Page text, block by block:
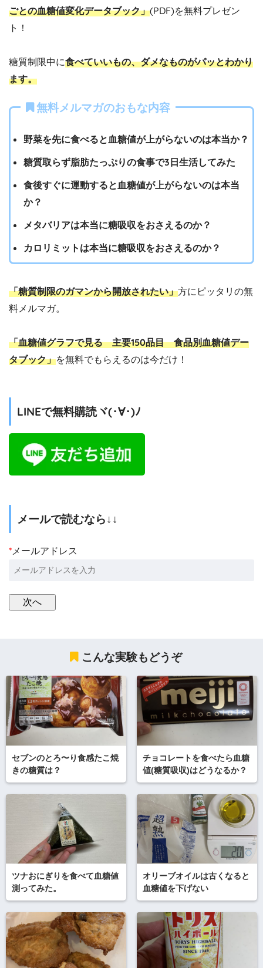
ごとの血糖値変化データブック」(PDF)を無料プレゼン
ト！
糖質制限中に食べていいもの、ダメなものがパッとわかり
ます。
無料メルマガのおもな内容
野菜を先に食べると血糖値が上がらないのは本当か？
糖質取らず脂肪たっぷりの食事で3日生活してみた
食後すぐに運動すると血糖値が上がらないのは本当
か？
メタバリアは本当に糖吸収をおさえるのか？
カロリミットは本当に糖吸収をおさえるのか？
「糖質制限のガマンから開放されたい」方にピッタリの無
料メルマガ。
「血糖値グラフで見る 主要150品目 食品別血糖値デー
タブック」を無料でもらえるのは今だけ！
LINEで無料購読ヾ(･∀･)ﾉ
メールで読むなら↓↓
* メールアドレス
こんな実験もどうぞ
セブンのとろ〜り食感たこ焼
きの糖質は？
チョコレートを食べたら血糖
値(糖質吸収)はどうなるか？
ツナおにぎりを食べて血糖値
測ってみた。
オリーブオイルは古くなると
血糖値を下げない